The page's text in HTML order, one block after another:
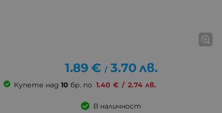
1.89 € / 3.70 лв.
Купете над 10 бр. по 1.40 € / 2.74 лв.
В наличност